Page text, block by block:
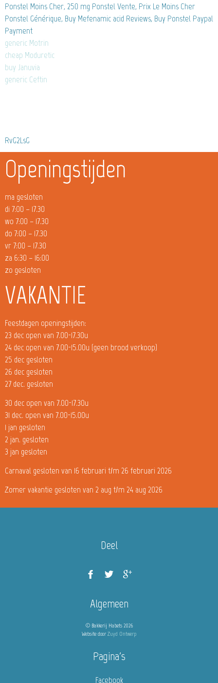
Ponstel Moins Cher, 250 mg Ponstel Vente, Prix Le Moins Cher
Ponstel Générique, Buy Mefenamic acid Reviews, Buy Ponstel Paypal
Payment
generic Motrin
cheap Moduretic
buy Januvia
generic Ceftin
RvG2LsG
Openingstijden
ma gesloten
di 7:00 – 17.30
wo 7:00 – 17.30
do 7:00 – 17.30
vr 7:00 – 17.30
za 6:30 – 16:00
zo gesloten
VAKANTIE
Feestdagen openingstijden:
23 dec open van 7.00-17.30u
24 dec open van 7.00-15.00u (geen brood verkoop)
25 dec gesloten
26 dec gesloten
27 dec. gesloten
30 dec open van 7.00-17.30u
31 dec. open van 7.00-15.00u
1 jan gesloten
2 jan. gesloten
3 jan gesloten
Carnaval gesloten van 16 februari t/m 26 februari 2026
Zomer vakantie gesloten van 2 aug t/m 24 aug 2026
Deel
Algemeen
© Bakkerij Habets 2026
Website door Zuyd Ontwerp
Pagina's
Facebook